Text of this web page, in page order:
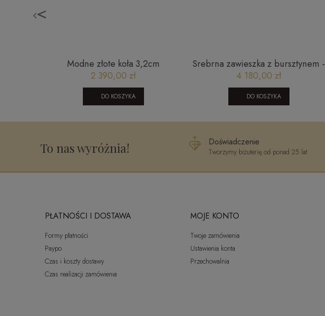
<
Modne złote koła 3,2cm
1505202330
2 390,00 zł
DO KOSZYKA
Srebrna zawieszka z bursztynem -
dzban
4 180,00 zł
DO KOSZYKA
To nas wyróżnia! Doświadczenie
Tworzymy biżuterię od ponad 25 lat
PŁATNOŚCI I DOSTAWA
Formy płatności
Paypo
Czas i koszty dostawy
Czas realizacji zamówienia
MOJE KONTO
Twoje zamówienia
Ustawienia konta
Przechowalnia